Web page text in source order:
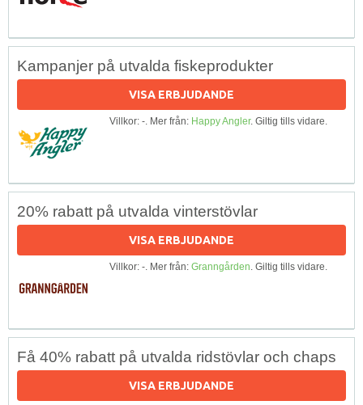
Kampanjer på utvalda fiskeprodukter
VISA ERBJUDANDE
Villkor: -. Mer från: Happy Angler. Giltig tills vidare.
20% rabatt på utvalda vinterstövlar
VISA ERBJUDANDE
Villkor: -. Mer från: Granngården. Giltig tills vidare.
Få 40% rabatt på utvalda ridstövlar och chaps
VISA ERBJUDANDE